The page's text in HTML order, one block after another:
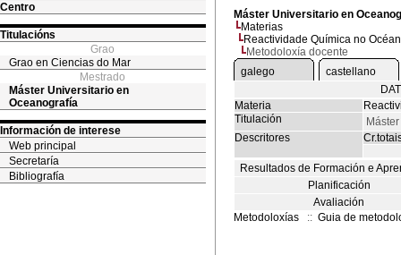
Centro
Titulacións
Grao
Grao en Ciencias do Mar
Mestrado
Máster Universitario en
Oceanografía
Información de interese
Web principal
Secretaría
Bibliografía
Máster Universitario en
Materias
Reactividade Química no
Metodoloxía docente
galego
castellano
Materia
Titulación
Descritores
Resultados de Formación e
Planificación
Avaliación
Metodoloxías
:: Guia de